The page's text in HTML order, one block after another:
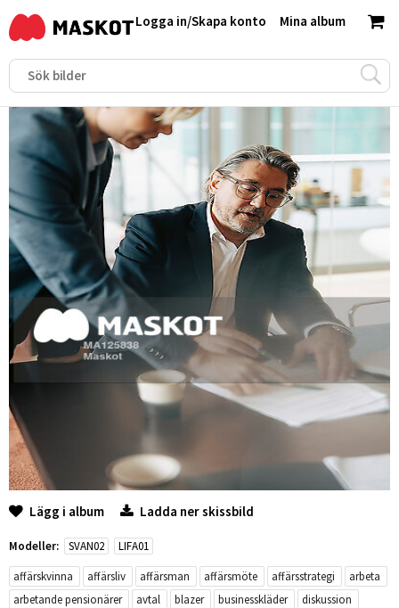
Mina album
Logga in/Skapa konto
Lägg i album Ladda ner skissbild
Modeller: SVAN02
LIFA01
affärskvinna
affärsliv affärsman affärsmöte affärsstrategi
arbeta
arbetande pensionärer
avtal blazer businesskläder
diskussion